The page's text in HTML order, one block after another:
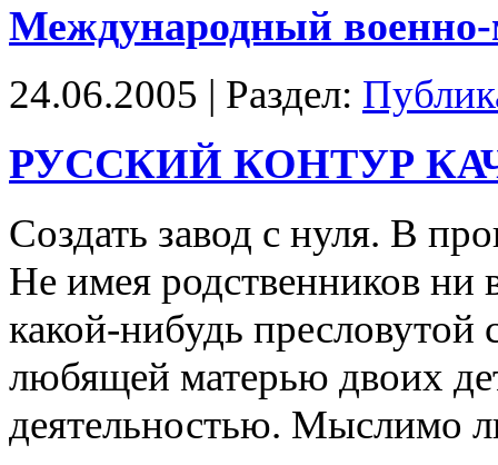
Международный военно-
24.06.2005 | Раздел:
РУССКИЙ КОНТУР
Cоздать завод с нуля. В
Не имея родственников ни
какой-нибудь
любящей матерью двоих
деятельностью. Мыслимо